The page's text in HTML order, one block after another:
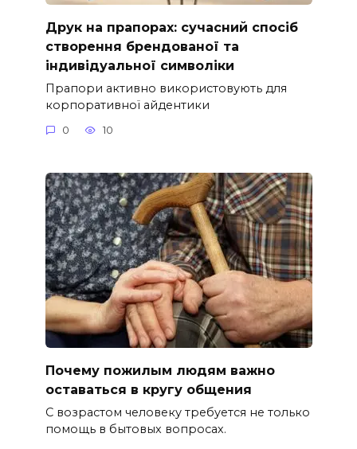
Друк на прапорах: сучасний спосіб
створення брендованої та
індивідуальної символіки
Прапори активно використовують для
корпоративної айдентики
0 10
Почему пожилым людям важно
оставаться в кругу общения
С возрастом человеку требуется не только
помощь в бытовых вопросах.